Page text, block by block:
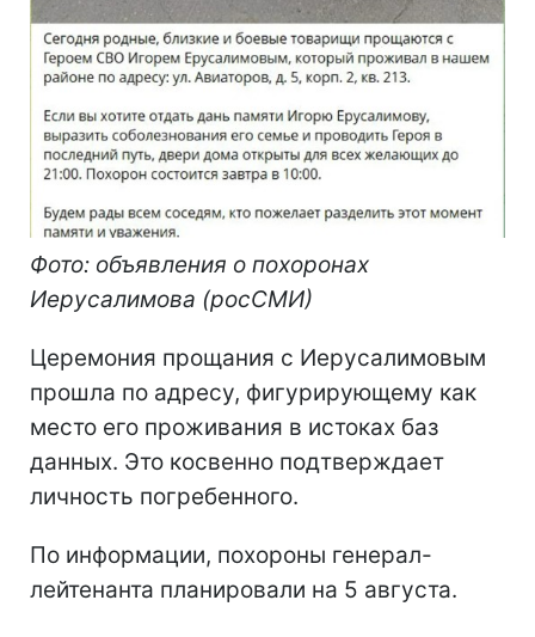
Фото: объявления о похоронах
Иерусалимова (росСМИ)
Церемония прощания с Иерусалимовым
прошла по адресу, фигурирующему как
место его проживания в истоках баз
данных. Это косвенно подтверждает
личность погребенного.
По информации, похороны генерал-
лейтенанта планировали на 5 августа.